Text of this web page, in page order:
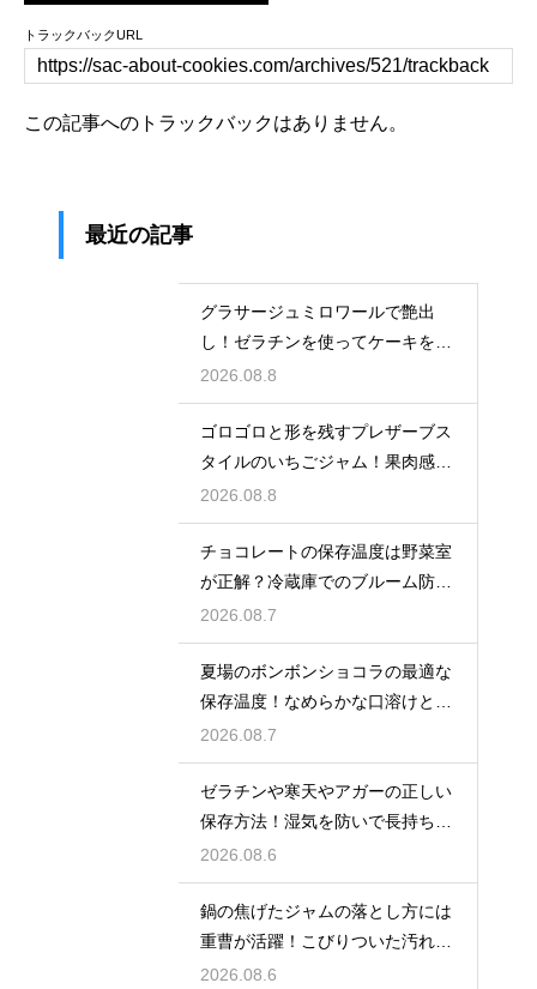
トラックバックURL
この記事へのトラックバックはありません。
最近の記事
グラサージュミロワールで艶出
し！ゼラチンを使ってケーキを美
しく飾る
2026.08.8
ゴロゴロと形を残すプレザーブス
タイルのいちごジャム！果肉感を
たっぷり楽しむ美味しいレシピ
2026.08.8
チョコレートの保存温度は野菜室
が正解？冷蔵庫でのブルーム防止
策
2026.08.7
夏場のボンボンショコラの最適な
保存温度！なめらかな口溶けと美
しいツヤを保つための管理方法
2026.08.7
ゼラチンや寒天やアガーの正しい
保存方法！湿気を防いで長持ちさ
せるコツ
2026.08.6
鍋の焦げたジャムの落とし方には
重曹が活躍！こびりついた汚れを
綺麗に落としてピカピカにする技
2026.08.6